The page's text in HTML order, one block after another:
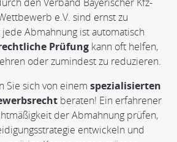
e.V. sind ernst zu
Abmahnung ist automatisch
Prüfung kann oft helfen,
oder zumindest zu reduzieren.
Sie sich von einem spezialisierten
beraten! Ein erfahrener
der Abmahnung prüfen,
entwickeln und